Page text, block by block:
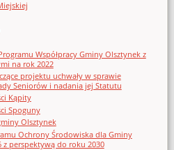
Współpracy Gminy Olsztynek z
na rok 2022
projektu uchwały w sprawie
Seniorów i nadania jej Statutu
Kąpity
Spoguny
Olsztynek
Ochrony Środowiska dla Gminy
z perspektywą do roku 2030